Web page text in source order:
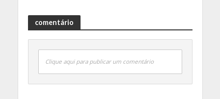
comentário
Clique aqui para publicar um comentário